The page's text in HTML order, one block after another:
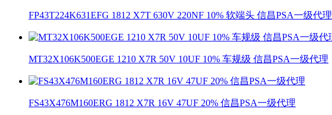
FP43T224K631EFG 1812 X7T 630V 220NF 10% 软端头 信昌PSA一级代理
MT32X106K500EGE 1210 X7R 50V 10UF 10% 车规级 信昌PSA一级代理
FS43X476M160ERG 1812 X7R 16V 47UF 20% 信昌PSA一级代理